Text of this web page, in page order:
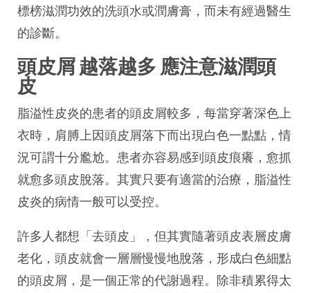
標榜滋潤功效的洗頭水或潤膚膏，而未有經過醫生
的診斷。
頭皮屑 越落越多 應注意滋潤頭
皮
脂溢性皮炎的患者的頭皮屑較多，每當穿著深色上
衣時，肩膊上因頭皮屑落下而出現白色一點點，情
況可謂十分尷尬。患者亦容易感到頭皮痕癢，愈抓
就愈多頭皮脫落。其實只要有適當的治療， 脂溢性
皮炎的病情一般可以受控。
許多人都想「去頭皮」，但其實隨著頭皮表層皮膚
老化，頭皮就會一層層慢慢地脫落，形成白色細點
的頭皮屑，是一個正常的代謝過程。除非積累得太